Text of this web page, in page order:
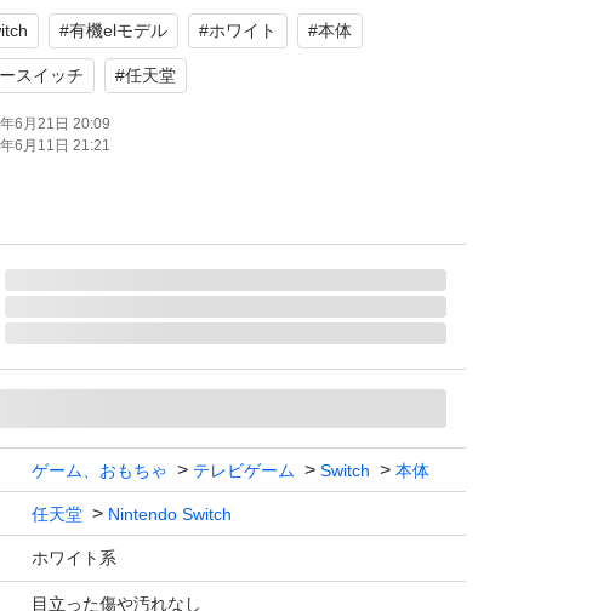
ませんが、中古のため、通常使用で付く程度の僅か
あると思います。
ならない方はご検討ください。
いいたします。
#有機elモデル #ホワイト #本体
スイッチ #任天堂
6月21日 20:09
6月11日 21:21
ゲーム、おもちゃ テレビゲーム Switch 本体
任天堂 Nintendo Switch
ホワイト系
目立った傷や汚れなし